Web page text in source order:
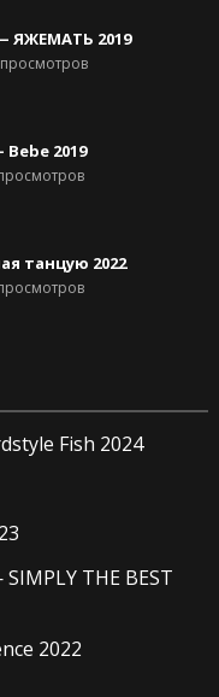
ЯЖЕМАТЬ 2019
2019
танцую 2022
Fish 2024
THE BEST
2022